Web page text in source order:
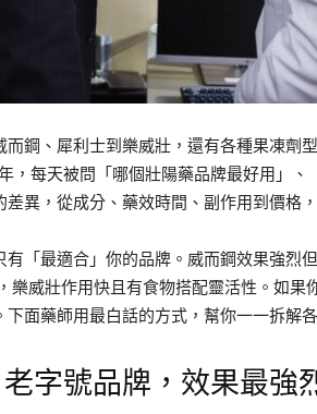
鋼、犀利士到樂威壯，還有各種果凍劑
，每天被問「哪個壯陽藥品牌最好用」、
異，從成分、藥效時間、副作用到價格
「最適合」你的品牌。威而鋼效果強烈
威壯作用快且有食物搭配靈活性。如果
面藥師用最白話的方式，幫你一一拆解
字號品牌，效果最強